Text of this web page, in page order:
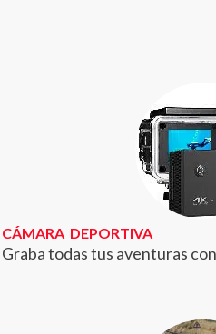
CÁMARA DEPORTIVA
Graba todas tus aventuras